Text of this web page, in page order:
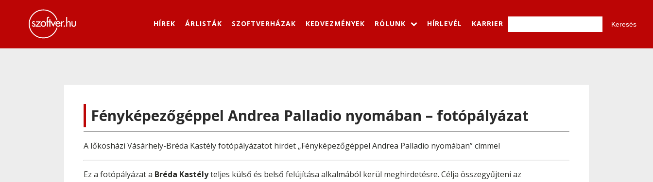
HÍREK ÁRLISTÁK SZOFTVERHÁZAK KEDVEZMÉNYEK RÓLUNK HÍRLEVÉL KARRIER
Fényképezőgéppel Andrea Palladio nyomában – fotópályázat
A lőkösházi Vásárhely-Bréda Kastély fotópályázatot hirdet „Fényképezőgéppel Andrea Palladio nyomában” címmel
Ez a fotópályázat a Bréda Kastélyteljes külső és belső felújítása alkalmából kerül meghirdetésre. Célja összegyűjteni az